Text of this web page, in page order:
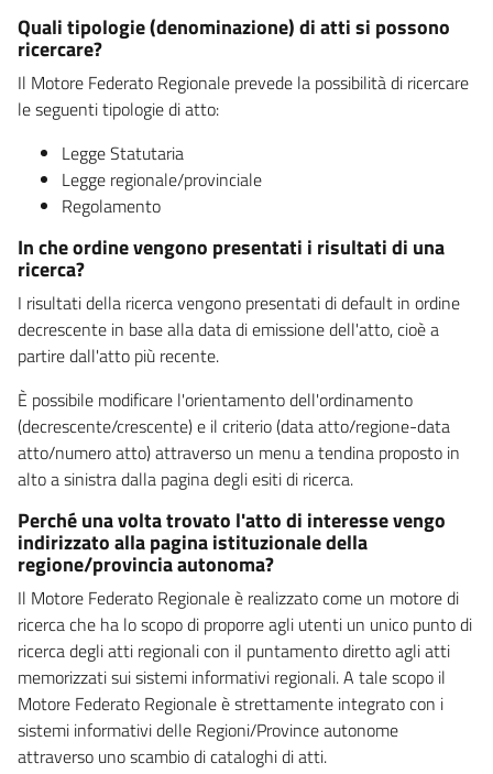
Quali tipologie (denominazione) di atti si possono
ricercare?
Il Motore Federato Regionale prevede la possibilità di ricercare
le seguenti tipologie di atto:
Legge Statutaria
Legge regionale/provinciale
Regolamento
In che ordine vengono presentati i risultati di una
ricerca?
I risultati della ricerca vengono presentati di default in ordine
decrescente in base alla data di emissione dell'atto, cioè a
partire dall'atto più recente.
È possibile modificare l'orientamento dell'ordinamento
(decrescente/crescente) e il criterio (data atto/regione-data
atto/numero atto) attraverso un menu a tendina proposto in
alto a sinistra dalla pagina degli esiti di ricerca.
Perché una volta trovato l'atto di interesse vengo
indirizzato alla pagina istituzionale della
regione/provincia autonoma?
Il Motore Federato Regionale è realizzato come un motore di
ricerca che ha lo scopo di proporre agli utenti un unico punto di
ricerca degli atti regionali con il puntamento diretto agli atti
memorizzati sui sistemi informativi regionali. A tale scopo il
Motore Federato Regionale è strettamente integrato con i
sistemi informativi delle Regioni/Province autonome
attraverso uno scambio di cataloghi di atti.